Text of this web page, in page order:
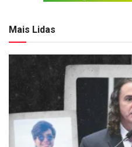
Mais Lidas